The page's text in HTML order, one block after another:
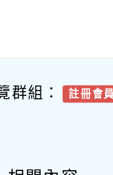
群組： 註冊會員